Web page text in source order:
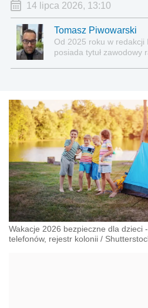
14 lipca 2026, 13:10
Tomasz Piwowarski
Od 2025 roku w
posiada tytuł zawodowy
Wakacje 2026 bezpieczne dla dzieci
telefonów, rejestr kolonii /